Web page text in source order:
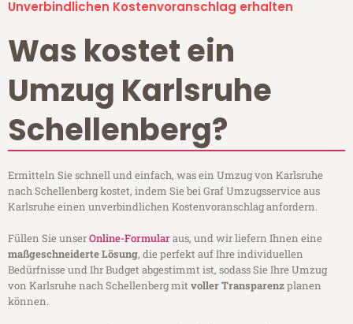
Unverbindlichen Kostenvoranschlag erhalten
Was kostet ein
Umzug Karlsruhe
Schellenberg?
Ermitteln Sie schnell und einfach, was ein Umzug von Karlsruhe
nach Schellenberg kostet, indem Sie bei Graf Umzugsservice aus
Karlsruhe einen unverbindlichen Kostenvoranschlag anfordern.
Füllen Sie unserOnline-Formularaus, und wir liefern Ihnen eine
maßgeschneiderte Lösung, die perfekt auf Ihre individuellen
Bedürfnisse und Ihr Budget abgestimmt ist, sodass Sie Ihre Umzug
von Karlsruhe nach Schellenberg mitvoller Transparenzplanen
können.